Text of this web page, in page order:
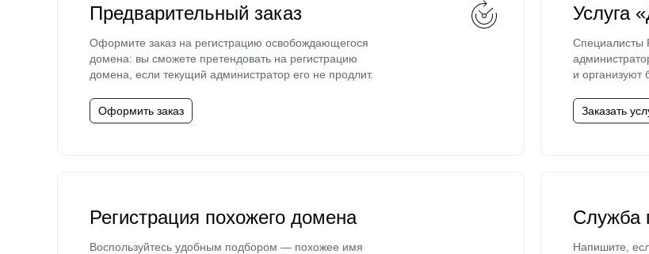
Предварительный заказ
Оформите заказ на регистрацию освобождающегося
домена: вы сможете претендовать на регистрацию
домена, если текущий администратор его не продлит.
Оформить заказ
Услуга
Специалисты
и организуют
Заказать
Регистрация похожего домена
Воспользуйтесь удобным подбором — похожее имя
Служба
Напишите,